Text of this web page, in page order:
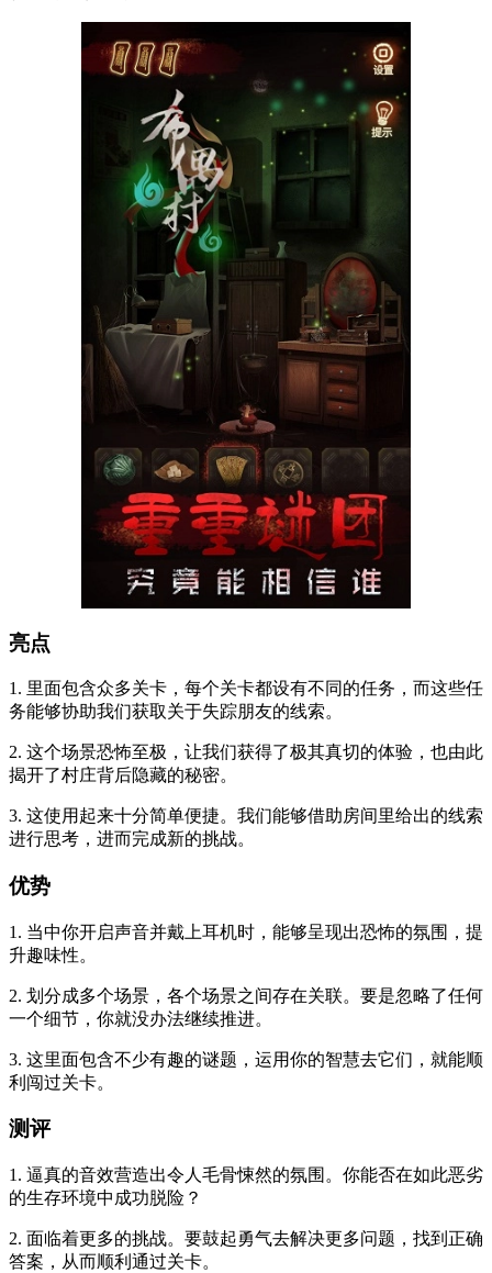
亮点
1. 里面包含众多关卡，每个关卡都设有不同的任务，而这些任
务能够协助我们获取关于失踪朋友的线索。
2. 这个场景恐怖至极，让我们获得了极其真切的体验，也由此
揭开了村庄背后隐藏的秘密。
3. 这使用起来十分简单便捷。我们能够借助房间里给出的线索
进行思考，进而完成新的挑战。
优势
1. 当中你开启声音并戴上耳机时，能够呈现出恐怖的氛围，提
升趣味性。
2. 划分成多个场景，各个场景之间存在关联。要是忽略了任何
一个细节，你就没办法继续推进。
3. 这里面包含不少有趣的谜题，运用你的智慧去它们，就能顺
利闯过关卡。
测评
1. 逼真的音效营造出令人毛骨悚然的氛围。你能否在如此恶劣
的生存环境中成功脱险？
2. 面临着更多的挑战。要鼓起勇气去解决更多问题，找到正确
答案，从而顺利通过关卡。